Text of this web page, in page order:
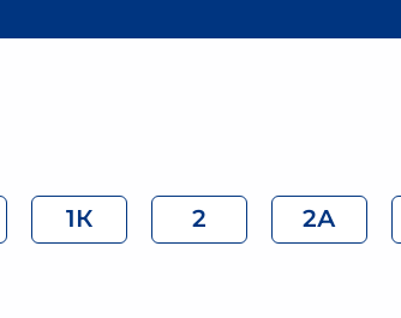
1К 2 2А